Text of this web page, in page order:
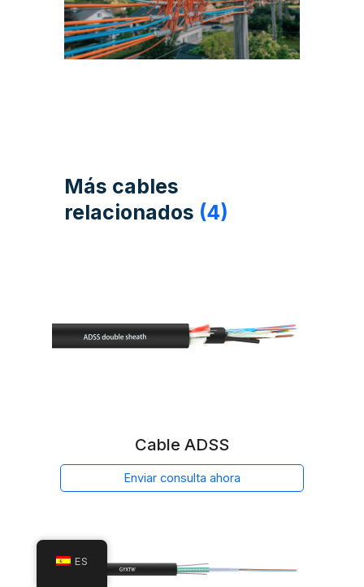
Más cables
relacionados (4)
Cable ADSS
Enviar consulta ahora
ES